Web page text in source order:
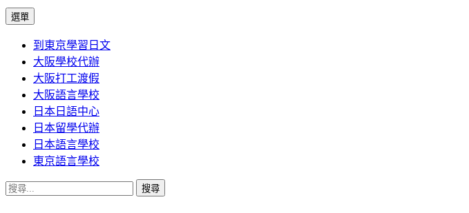
選單
內
容
到東京學習日文
大阪學校代辦
大阪打工渡假
大阪語言學校
日本日語中心
日本留學代辦
日本語言學校
東京語言學校
搜